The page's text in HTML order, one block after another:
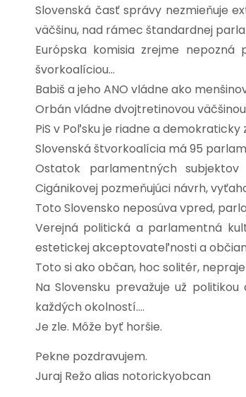
Slovenská časť správy nezmieňuje
väčšinu, nad rámec štandardnej
Európska komisia zrejme
švorkoalíciou…
Babiš a jeho ANO vládne ako
Orbán vládne dvojtretinovou
PiS v Poľsku je riadne a
Slovenská štvorkoalícia má 95
Ostatok parlamentných
Cigánikovej pozmeňujúci návrh,
Toto Slovensko neposúva vpred,
Verejná politická a parlamentná
estetickej akceptovateľnosti a
Toto si ako občan, hoc solitér,
Na Slovensku prevažuje už
každých okolností….
Je zle. Môže byť horšie.
Pekne pozdravujem.
Juraj Režo alias notorickyobcan